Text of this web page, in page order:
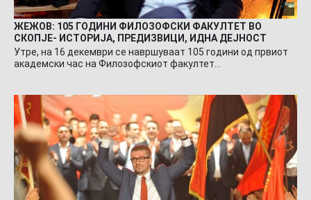
ЖЕЖОВ: 105 ГОДИНИ ФИЛОЗОФСКИ ФАКУЛТЕТ ВО
СКОПЈЕ- ИСТОРИЈА, ПРЕДИЗВИЦИ, ИДНА ДЕЈНОСТ
Утре, на 16 декември се навршуваат 105 години од првиот
академски час на Филозофскиот факултет…